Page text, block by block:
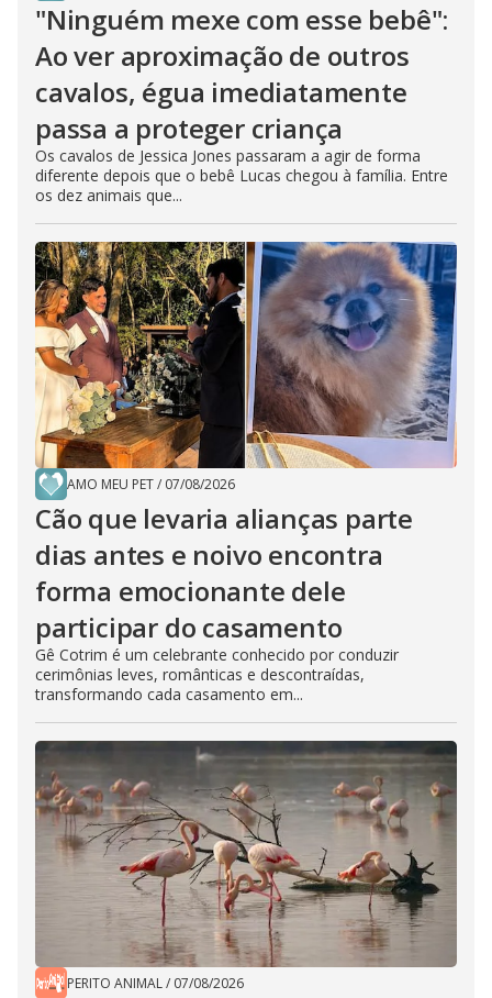
"Ninguém mexe com esse bebê":
Ao ver aproximação de outros
cavalos, égua imediatamente
passa a proteger criança
Os cavalos de Jessica Jones passaram a agir de forma
diferente depois que o bebê Lucas chegou à família. Entre
os dez animais que...
AMO MEU PET/ 07/08/2026
Cão que levaria alianças parte
dias antes e noivo encontra
forma emocionante dele
participar do casamento
Gê Cotrim é um celebrante conhecido por conduzir
cerimônias leves, românticas e descontraídas,
transformando cada casamento em...
PERITO ANIMAL/ 07/08/2026